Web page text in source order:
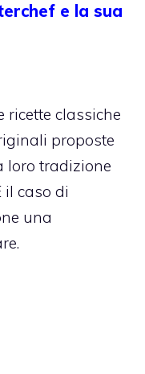
e la sua
ricette classiche
proposte
loro tradizione
caso di
una